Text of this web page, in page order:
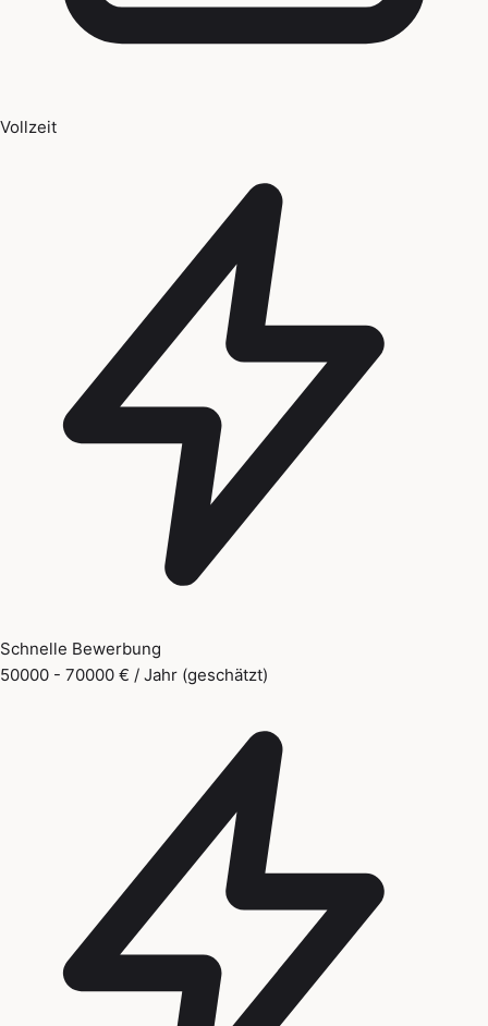
Vollzeit
Schnelle Bewerbung
50000 - 70000 € / Jahr (geschätzt)